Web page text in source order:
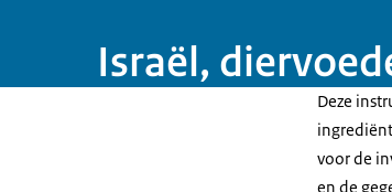
Israël,
Deze
voor de
en de